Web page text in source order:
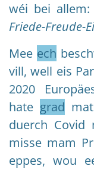
wéi bei
Friede-Freude-
Mee ech
vill, well eis
2020
hate grad
duerch Covid
misse mam
eppes, wou